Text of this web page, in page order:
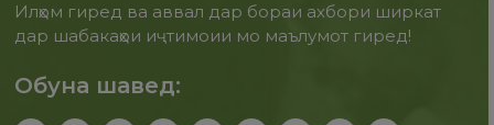
Илҳом гиред ва аввал дар бораи ахбори ширкат
дар шабакаҳои иҷтимоии мо маълумот гиред!
Обуна шавед: